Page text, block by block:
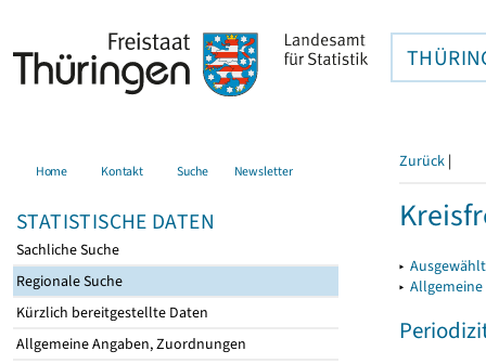
Home Kontakt Suche Newsletter
STATISTISCHE DATEN
Sachliche Suche
Regionale Suche
Kürzlich bereitgestellte Daten
Allgemeine Angaben, Zuordnungen
Zurück |
▸
▸